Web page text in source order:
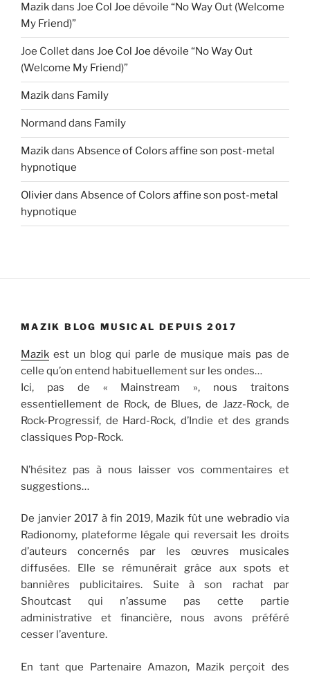
Mazikdans Joe Col Joe dévoile “No Way Out (Welcome
My Friend)”
Joe Colletdans Joe Col Joe dévoile “No Way Out
(Welcome My Friend)”
Mazikdans Family
Normand dans Family
Mazikdans Absence of Colors affine son post-metal
hypnotique
Olivierdans Absence of Colors affine son post-metal
hypnotique
MAZIK BLOG MUSICAL DEPUIS 2017
Mazik est un blog qui parle de musique mais pas de
celle qu’on entend habituellement sur les ondes…
Ici, pas de « Mainstream », nous traitons
essentiellement de Rock, de Blues, de Jazz-Rock, de
Rock-Progressif, de Hard-Rock, d’Indie et des grands
classiques Pop-Rock.
N’hésitez pas à nous laisser vos commentaires et
suggestions…
De janvier 2017 à fin 2019, Mazik fût une webradio via
Radionomy, plateforme légale qui reversait les droits
d’auteurs concernés par les œuvres musicales
diffusées. Elle se rémunérait grâce aux spots et
bannières publicitaires. Suite à son rachat par
Shoutcast qui n’assume pas cette partie
administrative et financière, nous avons préféré
cesser l’aventure.
En tant que Partenaire Amazon, Mazik perçoit des